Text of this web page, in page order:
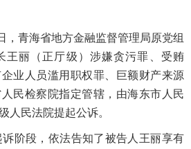
，青海省地方金融监督管理局原党组
王丽（正厅级）涉嫌贪污罪、受贿
业人员滥用职权罪、巨额财产来源
民检察院指定管辖，由海东市人民
人民法院提起公诉。
段，依法告知了被告人王丽享有